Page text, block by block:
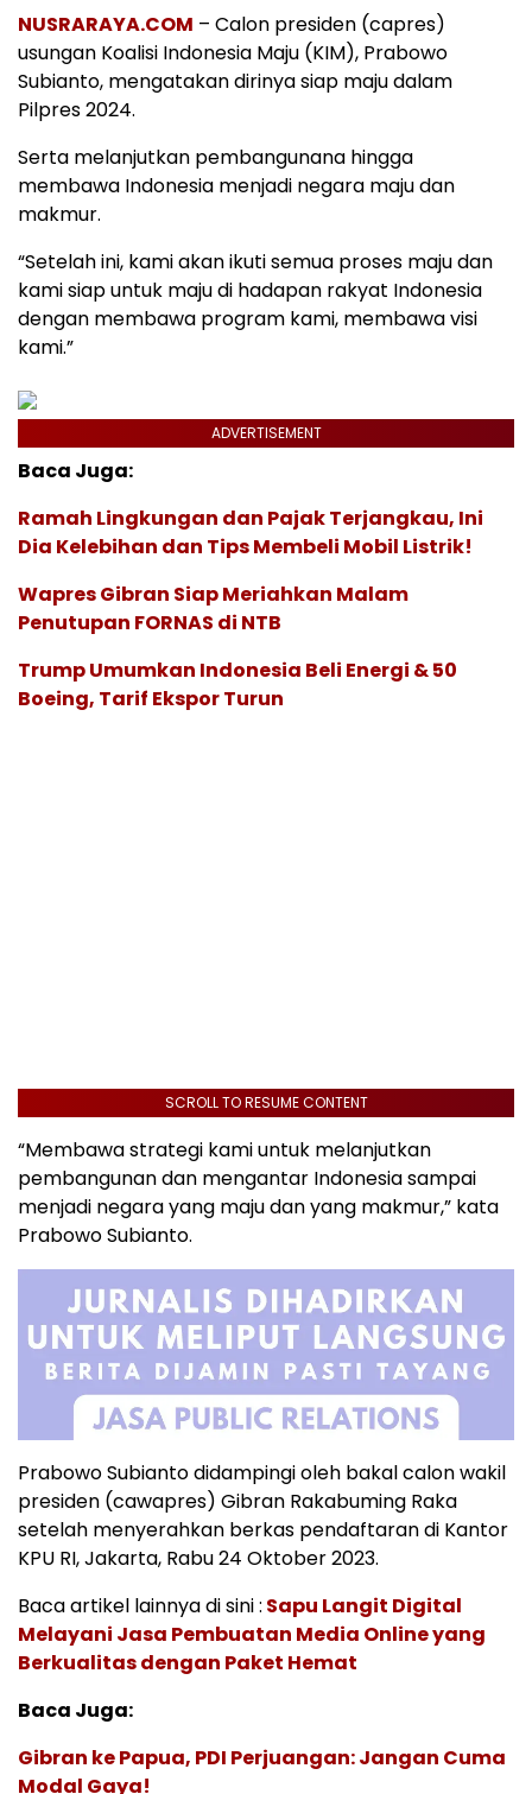
NUSRARAYA.COM – Calon presiden (capres)
usungan Koalisi Indonesia Maju (KIM), Prabowo
Subianto, mengatakan dirinya siap maju dalam
Pilpres 2024.
Serta melanjutkan pembangunana hingga
membawa Indonesia menjadi negara maju dan
makmur.
“Setelah ini, kami akan ikuti semua proses maju dan
kami siap untuk maju di hadapan rakyat Indonesia
dengan membawa program kami, membawa visi
kami.”
ADVERTISEMENT
Baca Juga:
Ramah Lingkungan dan Pajak Terjangkau, Ini
Dia Kelebihan dan Tips Membeli Mobil Listrik!
Wapres Gibran Siap Meriahkan Malam
Penutupan FORNAS di NTB
Trump Umumkan Indonesia Beli Energi & 50
Boeing, Tarif Ekspor Turun
SCROLL TO RESUME CONTENT
“Membawa strategi kami untuk melanjutkan
pembangunan dan mengantar Indonesia sampai
menjadi negara yang maju dan yang makmur,” kata
Prabowo Subianto.
Prabowo Subianto didampingi oleh bakal calon wakil
presiden (cawapres) Gibran Rakabuming Raka
setelah menyerahkan berkas pendaftaran di Kantor
KPU RI, Jakarta, Rabu 24 Oktober 2023.
Baca artikel lainnya di sini : Sapu Langit Digital
Melayani Jasa Pembuatan Media Online yang
Berkualitas dengan Paket Hemat
Baca Juga:
Gibran ke Papua, PDI Perjuangan: Jangan Cuma
Modal Gaya!